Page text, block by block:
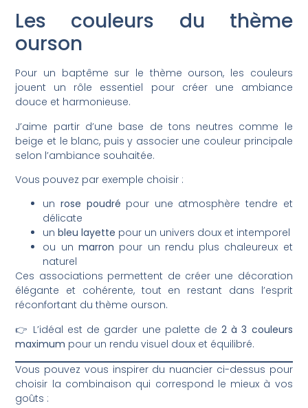
Les couleurs du thème
ourson
Pour un baptême sur le thème ourson, les couleurs
jouent un rôle essentiel pour créer une ambiance
douce et harmonieuse.
J’aime partir d’une base de tons neutres comme le
beige et le blanc, puis y associer une couleur principale
selon l’ambiance souhaitée.
Vous pouvez par exemple choisir :
un rose poudré pour une atmosphère tendre et
délicate
unbleu layette pour un univers doux et intemporel
ou un marron pour un rendu plus chaleureux et
naturel
Ces associations permettent de créer une décoration
élégante et cohérente, tout en restant dans l’esprit
réconfortant du thème ourson.
👉 L’idéal est de garder une palette de2 à 3 couleurs
maximum pour un rendu visuel doux et équilibré.
Vous pouvez vous inspirer du nuancier ci-dessus pour
choisir la combinaison qui correspond le mieux à vos
goûts :